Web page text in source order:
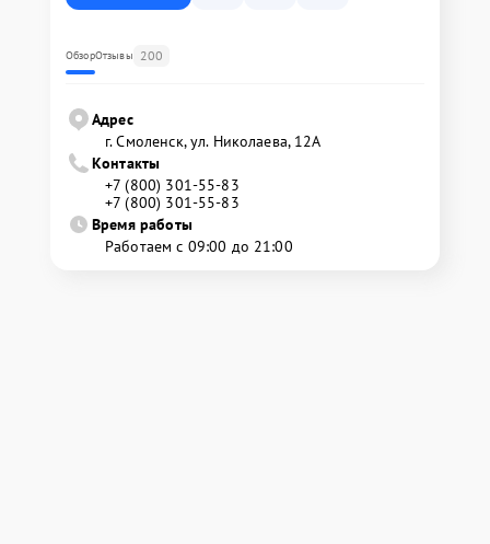
ОбзорОтзывы 200
Адрес
г. Смоленск, ул. Николаева, 12А
Контакты
+7 (800) 301-55-83
+7 (800) 301-55-83
Время работы
Работаем с 09:00 до 21:00